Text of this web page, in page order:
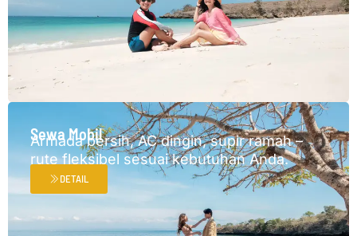
Sewa Mobil
Armada bersih, AC dingin, supir ramah –
rute fleksibel sesuai kebutuhan Anda.
DETAIL